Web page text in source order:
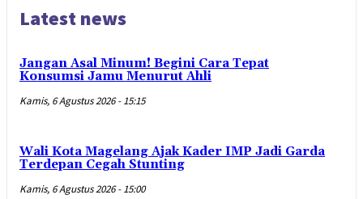
Latest news
Jangan Asal Minum! Begini Cara Tepat
Konsumsi Jamu Menurut Ahli
Kamis, 6 Agustus 2026 - 15:15
Wali Kota Magelang Ajak Kader IMP Jadi Garda
Terdepan Cegah Stunting
Kamis, 6 Agustus 2026 - 15:00